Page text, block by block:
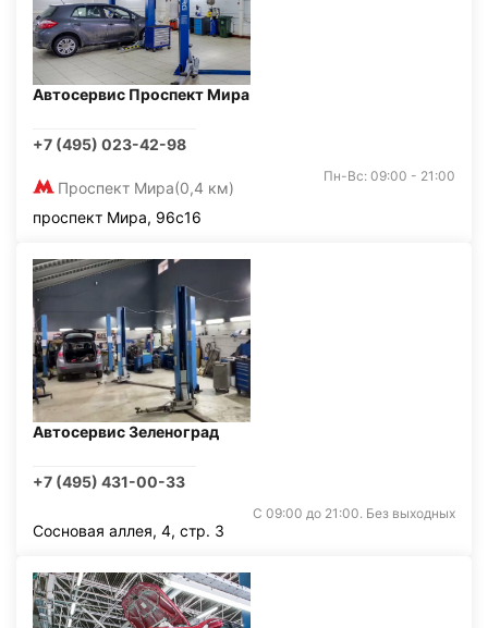
Автосервис Проспект Мира
+7 (495) 023-42-98
Проспект Мира(0,4 км)
Пн-Вс: 09:00 - 21:00
проспект Мира, 96с16
Автосервис Зеленоград
+7 (495) 431-00-33
С 09:00 до 21:00. Без выходных
Сосновая аллея, 4, стр. 3